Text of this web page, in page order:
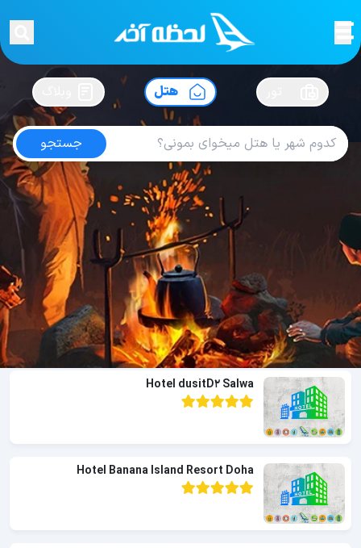
لحظه آخرسفرت رو بساز !
هتل
جستجو
هتل های قطر
4.5 از5| از100 کاربر
لحظه آخر هتل های قطر
Hotel Crowne Plaza Doha
Hotel dusitD2 Salwa
Hotel Banana Island Resort Doha